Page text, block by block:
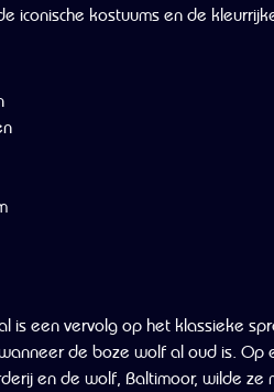
iconische kostuums en de
is een vervolg op het klassieke
de boze wolf al oud is. Op
en de wolf, Baltimoor, wilde ze